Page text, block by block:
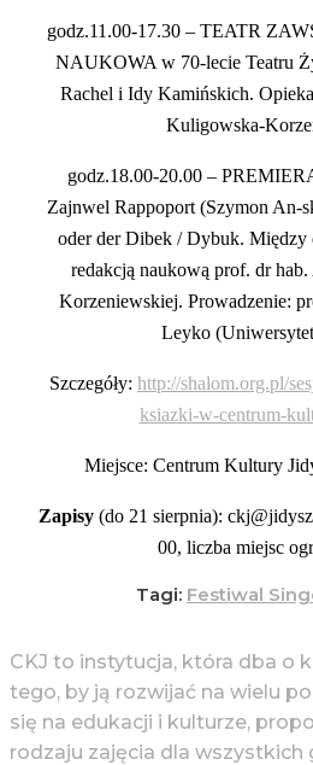
godz.11.00-17.30 – TEATR
NAUKOWA w 70-lecie Teatru
Rachel i Idy Kamińskich.
Kuligowska-
godz.18.00-20.00 –
Zajnwel Rappoport (Szymon An-
oder der Dibek / Dybuk. Między
redakcją naukową prof. dr
Korzeniewskiej. Prowadzenie:
Leyko
Szczegóły: http://shalom.org.pl/
ksiazki-w-centrum-
Miejsce: Centrum Kultury
Zapisy (do 21 sierpnia):
00, liczba miejsc
Tagi: Festiwal
CKJ to instytucja, która dba o
tego, by ją rozwijać na wielu
się na edukacji i kulturze,
rodzaju zajęcia dla wszystkich